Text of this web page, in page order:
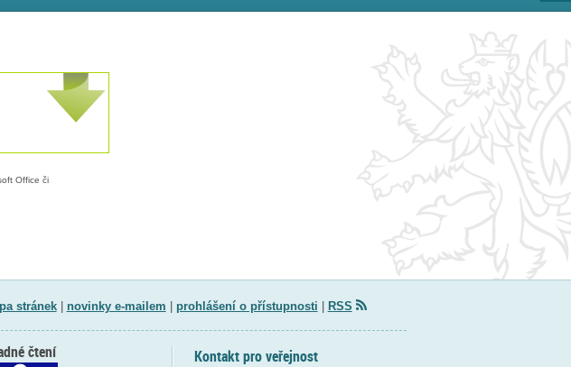
Office či
stránek| novinky e-mailem prohlášení o přístupnosti RSS
Kontakt pro veřejnost
čtení